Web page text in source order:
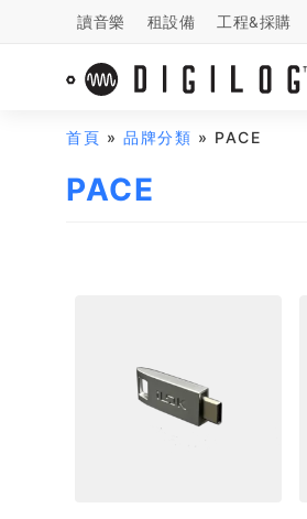
讀音樂 租設備 工程&採購
首頁 »品牌分類 » PACE
PACE